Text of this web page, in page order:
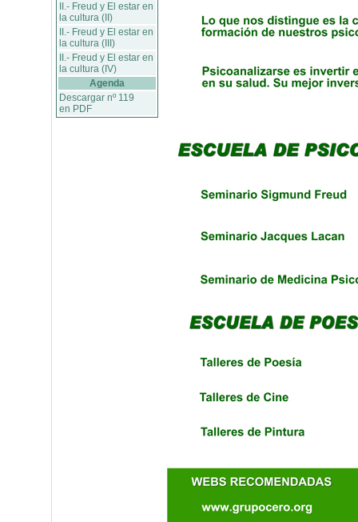
II.- Freud y El estar en
la cultura (II)
II.- Freud y El estar en
la cultura (III)
II.- Freud y El estar en
la cultura (IV)
Agenda
Descargar nº 119
en PDF